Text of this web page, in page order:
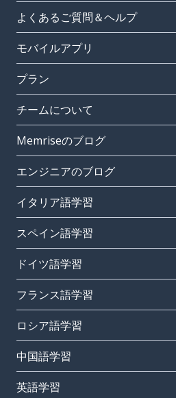
よくあるご質問＆ヘルプ
モバイルアプリ
プラン
チームについて
Memriseのブログ
エンジニアのブログ
イタリア語学習
スペイン語学習
ドイツ語学習
フランス語学習
ロシア語学習
中国語学習
英語学習